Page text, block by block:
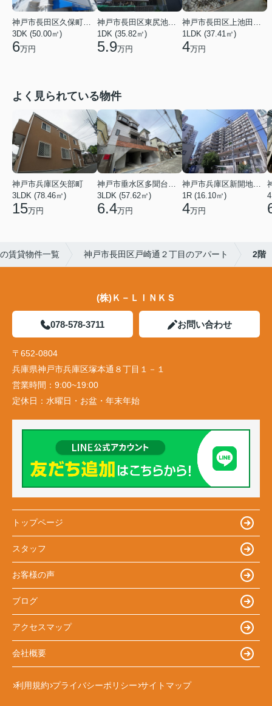
神戸市長田区久保町９丁目
3DK (50.00㎡)
6万円
神戸市長田区東尻池町２丁目
1DK (35.82㎡)
5.9万円
神戸市長田区上池田４丁目
1LDK (37.41㎡)
4万円
よく見られている物件
神戸市兵庫区矢部町
3LDK (78.46㎡)
15万円
神戸市垂水区多聞台２丁目
3LDK (57.62㎡)
6.4万円
神戸市兵庫区新開地１丁目
1R (16.10㎡)
4万円
賃貸物件一覧 神戸市長田区戸崎通２丁目のアパート 2階
(株)Ｋ－ＬＩＮＫＳ
078-578-3711 お問い合わせ
〒652-0804
兵庫県神戸市兵庫区塚本通８丁目１－１
営業時間： 9:00~19:00
定休日： 水曜日・お盆・年末年始
トップページ
スタッフ
お客様の声
ブログ
アクセスマップ
会社概要
利用規約 プライバシーポリシー サイトマップ